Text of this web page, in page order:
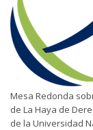
Mesa Redonda
de La Haya de
de la Universidad